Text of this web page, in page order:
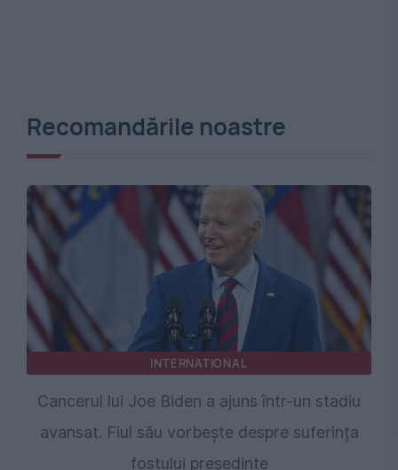
Recomandările noastre
INTERNATIONAL
Cancerul lui Joe Biden a ajuns într-un stadiu
avansat. Fiul său vorbește despre suferința
fostului președinte